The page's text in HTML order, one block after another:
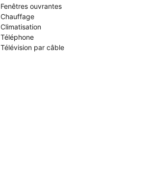
Fenêtres ouvrantes
Chauffage
Climatisation
Téléphone
Télévision par câble